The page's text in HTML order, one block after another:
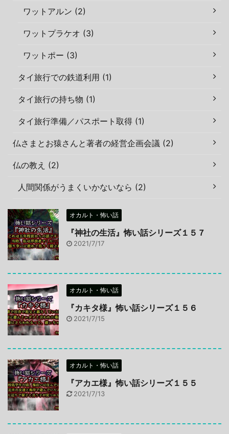
ワットアルン (2)
ワットプラケオ (3)
ワットポー (3)
タイ旅行での鉄道利用 (1)
タイ旅行の持ち物 (1)
タイ旅行準備／パスポート取得 (1)
仏さまとお猿さんと著者の経営企画会議 (2)
仏の教え (2)
人間関係がうまくいかないなら (2)
オカルト・怖い話
『神社の生活』怖い話シリーズ１５７
2021/7/17
オカルト・怖い話
『カキタ様』怖い話シリーズ１５６
2021/7/15
オカルト・怖い話
『アカエ様』怖い話シリーズ１５５
2021/7/13